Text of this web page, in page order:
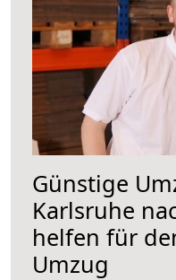
Günstige
Karlsruhe
helfen für
Umzug